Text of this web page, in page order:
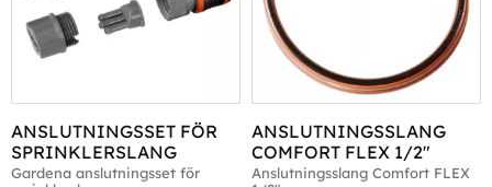
ANSLUTNINGSSET FÖR
SPRINKLERSLANG
Gardena anslutningsset för
ANSLUTNINGSSLANG
COMFORT FLEX 1/2"
Anslutningsslang Comfort FLEX